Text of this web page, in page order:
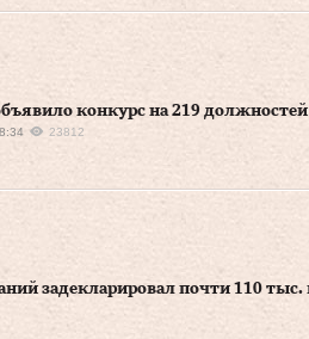
конкурс на 219 должностей
23812
задекларировал почти 110 тыс.